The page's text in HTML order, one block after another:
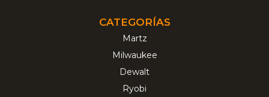
CATEGORÍAS
Martz
Milwaukee
Dewalt
Ryobi